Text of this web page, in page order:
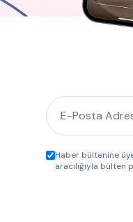
Haber bültenine
aracılığıyla bülten